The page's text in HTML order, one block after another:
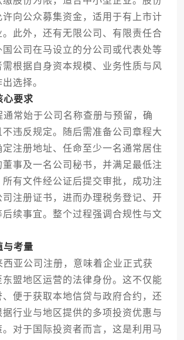
许向公众募集资金，适用于有上市计
此外，还有无限公司、有限责任合
公司在马设立的分公司或代表处等
根据自身资本规模、业务性质与风
选择。
心要求
始于公司名称查册与预留，确
违反规定。随后需准备公司章程大
注册地址、任命至少一名通常居住
董事及一名公司秘书，并满足最低注
有文件经公证后提交审批，成功注
注册证书，进而办理税务登记、开
续事宜。整个过程强调合规性与文
与考量
公司注册，意味着企业正式获
盟地区运营的法律身份。这不仅能
便于获取本地信贷与政府合约，还
据行业与地区提供的多项投资优惠与
对于国际投资者而言，这是利用马